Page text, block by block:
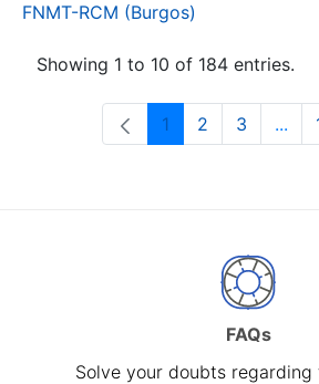
FNMT-RCM (Burgos)
Showing 1 to 10 of 184 entries.
Page
1 Page
2 Page
3 ...
FAQs
Solve your doubts